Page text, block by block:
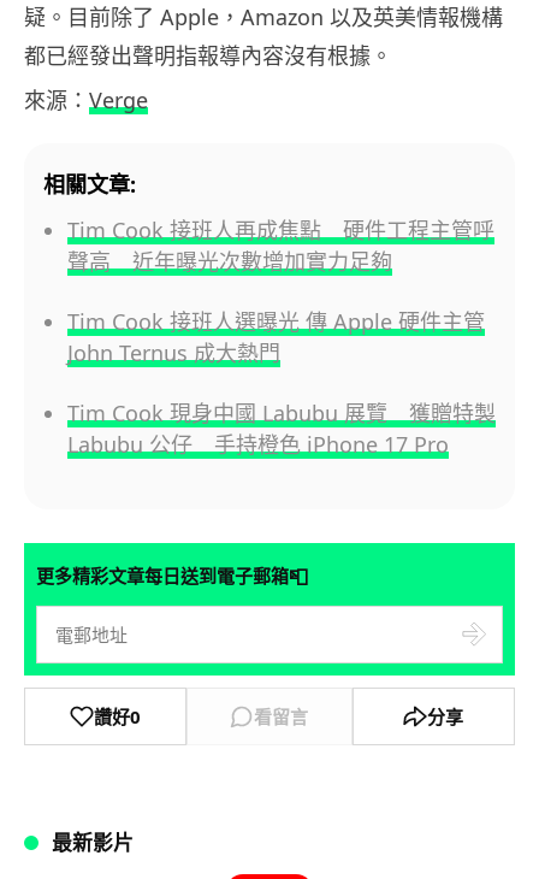
疑。目前除了 Apple，Amazon 以及英美情報機構
都已經發出聲明指報導內容沒有根據。
來源： Verge
相關文章:
Tim Cook 接班人再成焦點 硬件工程主管呼
聲高 近年曝光次數增加實力足夠
Tim Cook 接班人選曝光 傳 Apple 硬件主管
John Ternus 成大熱門
Tim Cook 現身中國 Labubu 展覽 獲贈特製
Labubu 公仔 手持橙色 iPhone 17 Pro
更多精彩文章每日送到電子郵箱📮
讚好0 看留言 分享
最新影片